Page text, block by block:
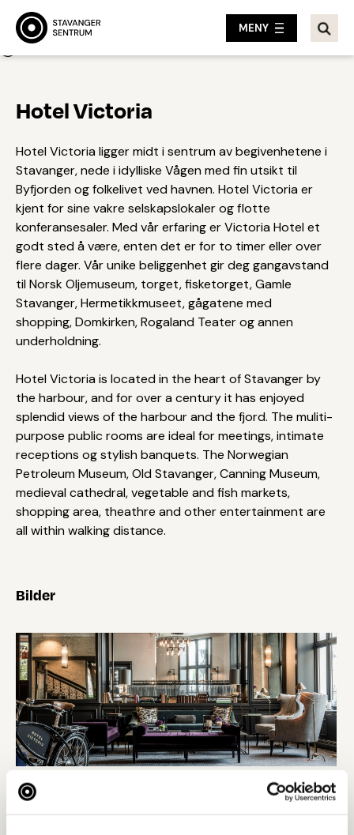
MENY
Hotel Victoria
Hotel Victoria ligger midt i sentrum av begivenhetene i
Stavanger, nede i idylliske Vågen med fin utsikt til
Byfjorden og folkelivet ved havnen. Hotel Victoria er
kjent for sine vakre selskapslokaler og flotte
konferansesaler. Med vår erfaring er Victoria Hotel et
godt sted å være, enten det er for to timer eller over
flere dager. Vår unike beliggenhet gir deg gangavstand
til Norsk Oljemuseum, torget, fisketorget, Gamle
Stavanger, Hermetikkmuseet, gågatene med
shopping, Domkirken, Rogaland Teater og annen
underholdning.
Hotel Victoria is located in the heart of Stavanger by
the harbour, and for over a century it has enjoyed
splendid views of the harbour and the fjord. The muliti-
purpose public rooms are ideal for meetings, intimate
receptions og stylish banquets. The Norwegian
Petroleum Museum, Old Stavanger, Canning Museum,
medieval cathedral, vegetable and fish markets,
shopping area, theathre and other entertainment are
all within walking distance.
Bilder